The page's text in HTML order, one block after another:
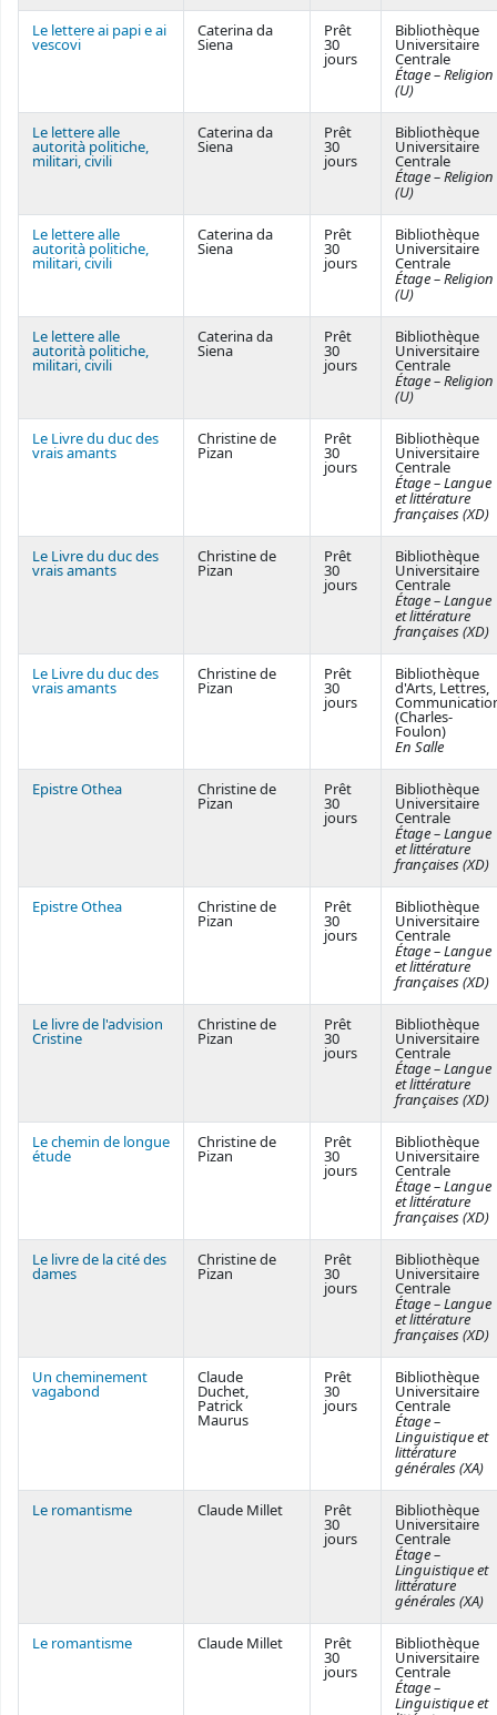
Le lettere ai papi e ai
vescovi
Caterina da
Siena
Prêt
30
jours
Bibliothèque
Universitaire
Centrale
Étage – Religion
(U)
Le lettere alle
autorità politiche,
militari, civili
Caterina da
Siena
Prêt
30
jours
Bibliothèque
Universitaire
Centrale
Étage – Religion
(U)
Le lettere alle
autorità politiche,
militari, civili
Caterina da
Siena
Prêt
30
jours
Bibliothèque
Universitaire
Centrale
Étage – Religion
(U)
Le lettere alle
autorità politiche,
militari, civili
Caterina da
Siena
Prêt
30
jours
Bibliothèque
Universitaire
Centrale
Étage – Religion
(U)
Le Livre du duc des
vrais amants
Christine de
Pizan
Prêt
30
jours
Bibliothèque
Universitaire
Centrale
Étage – Langue
et littérature
françaises (XD)
Le Livre du duc des
vrais amants
Christine de
Pizan
Prêt
30
jours
Bibliothèque
Universitaire
Centrale
Étage – Langue
et littérature
françaises (XD)
Le Livre du duc des
vrais amants
Christine de
Pizan
Prêt
30
jours
Bibliothèque
d'Arts, Lettres,
(Charles-
Foulon)
En Salle
Epistre Othea Christine de
Pizan
Prêt
30
jours
Bibliothèque
Universitaire
Centrale
Étage – Langue
et littérature
françaises (XD)
Epistre Othea Christine de
Pizan
Prêt
30
jours
Bibliothèque
Universitaire
Centrale
Étage – Langue
et littérature
françaises (XD)
Le livre de l'advision
Cristine
Christine de
Pizan
Prêt
30
jours
Bibliothèque
Universitaire
Centrale
Étage – Langue
et littérature
françaises (XD)
Le chemin de longue
étude
Christine de
Pizan
Prêt
30
jours
Bibliothèque
Universitaire
Centrale
Étage – Langue
et littérature
françaises (XD)
Le livre de la cité des
dames
Christine de
Pizan
Prêt
30
jours
Bibliothèque
Universitaire
Centrale
Étage – Langue
et littérature
françaises (XD)
Un cheminement
vagabond
Claude
Duchet,
Patrick
Maurus
Prêt
30
jours
Bibliothèque
Universitaire
Centrale
Étage –
Linguistique et
littérature
générales (XA)
Le romantisme Claude Millet Prêt
30
jours
Bibliothèque
Universitaire
Centrale
Étage –
Linguistique et
littérature
générales (XA)
Le romantisme Claude Millet Prêt
30
jours
Bibliothèque
Universitaire
Centrale
Étage –
Linguistique et